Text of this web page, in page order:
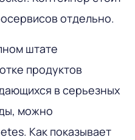
отдельно.
штате
продуктов
в серьезных
можно
Как показывает